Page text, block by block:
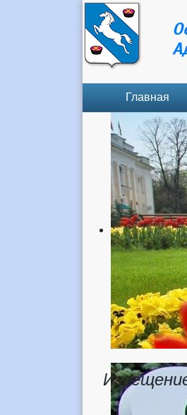
Главная